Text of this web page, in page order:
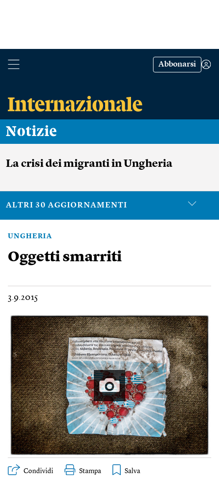
Abbonarsi
Notizie
La crisi dei migranti in Ungheria
ALTRI 30 AGGIORNAMENTI
UNGHERIA
Oggetti smarriti
3.9.2015
Condividi Stampa